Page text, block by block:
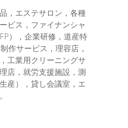
，エステサロン，各種
ビス，ファイナンシャ
），企業研修，道産特
作サービス，理容店，
工業用クリーニングサ
店，就労支援施設，測
産），貸し会議室，エ